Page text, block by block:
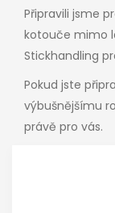
Připravili jsme
kotouče mimo
Stickhandling
Pokud jste
výbušnějšímu
právě pro vás.